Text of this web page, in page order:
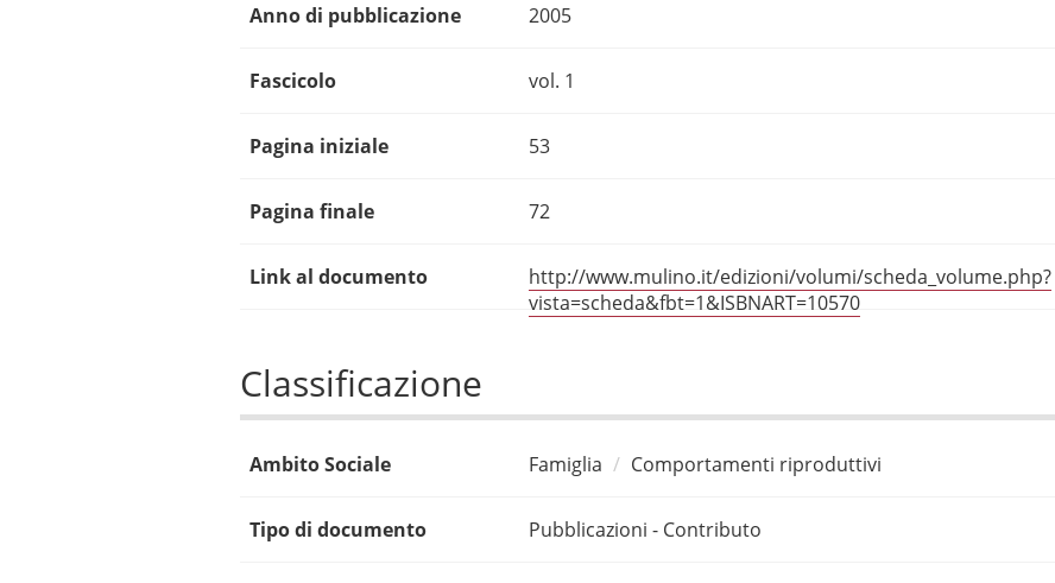
Anno di pubblicazione 2005
Fascicolo vol. 1
Pagina iniziale 53
Pagina finale 72
Link al documento
http://www.mulino.it/edizioni/volumi/scheda_volume.php?
vista=scheda&fbt=1&ISBNART=10570
Classificazione
Ambito Sociale Famiglia Comportamenti riproduttivi
Tipo di documento Pubblicazioni - Contributo